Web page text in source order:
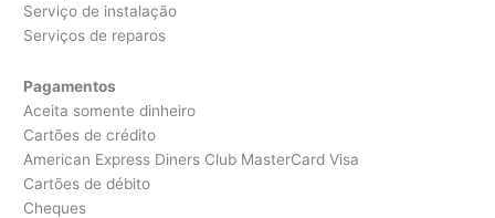
Serviço de instalação
Serviços de reparos
Pagamentos
Aceita somente dinheiro
Cartões de crédito
American Express Diners Club MasterCard Visa
Cartões de débito
Cheques